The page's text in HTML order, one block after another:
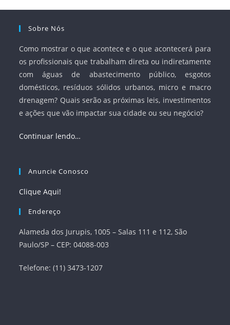
Sobre Nós
Como mostrar o que acontece e o que acontecerá para
os profissionais que trabalham direta ou indiretamente
com águas de abastecimento público, esgotos
domésticos, resíduos sólidos urbanos, micro e macro
drenagem? Quais serão as próximas leis, investimentos
e ações que vão impactar sua cidade ou seu negócio?
Continuar lendo…
Anuncie Conosco
Clique Aqui!
Endereço
Alameda dos Jurupis, 1005 – Salas 111 e 112, São
Paulo/SP – CEP: 04088-003
Telefone: (11) 3473-1207